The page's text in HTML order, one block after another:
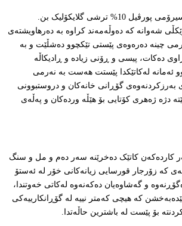
شاهیدی هێزی گۆڕینی سیرۆمی پورڤیل 10% ترشی گلایکۆلیک بن.
شەوانە کە دەوڵەمەند کراوە بە دەرهاویشتەی
چینە دەرەوەی پێستی تێکچوو دەشڵێت و بە
دەکات، پیسی و ڕۆنی زیادە و ڕادیکاڵە
ئەمانە لەکاتێکدا پێستت هەست بە نەرمی
بەرزکردنەوەی گۆڕانی خانەکان و دروستبوونی
دژە ژەهری کۆتایی بۆ هێڵە وردەکان و پەڵەی
کاردەکەن کاتێک دەخرێنە سەر دەم و مل و سنگ
کە زۆرجار قورسایی زیانەکانی خۆر لە ئەستۆ
و گەشاوەیان دەکەنەوە لەکاتی خەوتندا،
کە هیچی کەمتر نییە لە گۆڕانکارییەکی
بۆ پێست لە باشترین حاڵەتدا.